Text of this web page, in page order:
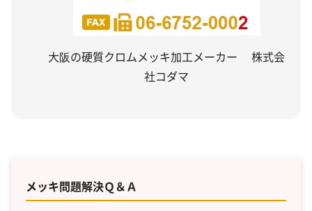
大阪の硬質クロムメッキ加工メーカー 株式会
社コダマ
メッキ問題解決Ｑ＆Ａ